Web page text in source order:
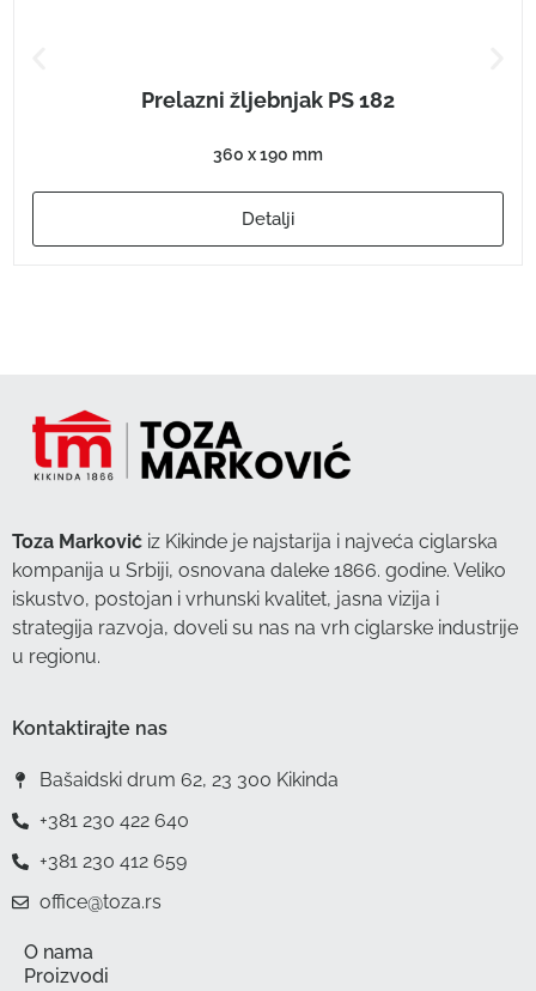
Prelazni žljebnjak PS 182
360 x 190 mm
Detalji
Toza Marković iz Kikinde je najstarija i najveća ciglarska
kompanija u Srbiji, osnovana daleke 1866. godine. Veliko
iskustvo, postojan i vrhunski kvalitet, jasna vizija i
strategija razvoja, doveli su nas na vrh ciglarske industrije
u regionu.
Kontaktirajte nas
Bašaidski drum 62, 23 300 Kikinda
+381 230 422 640
+381 230 412 659
office@toza.rs
O nama
Proizvodi